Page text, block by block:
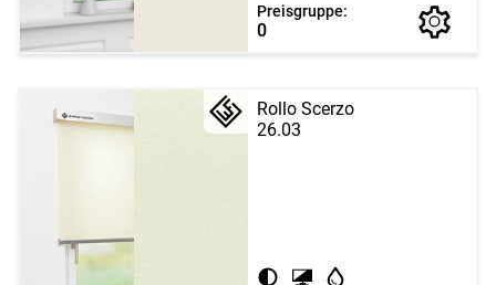
Preisgruppe:
0
Rollo Scerzo
26.03